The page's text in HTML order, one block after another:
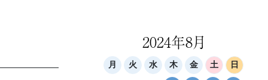
2024年8月
月 火 水 木 金 土 日